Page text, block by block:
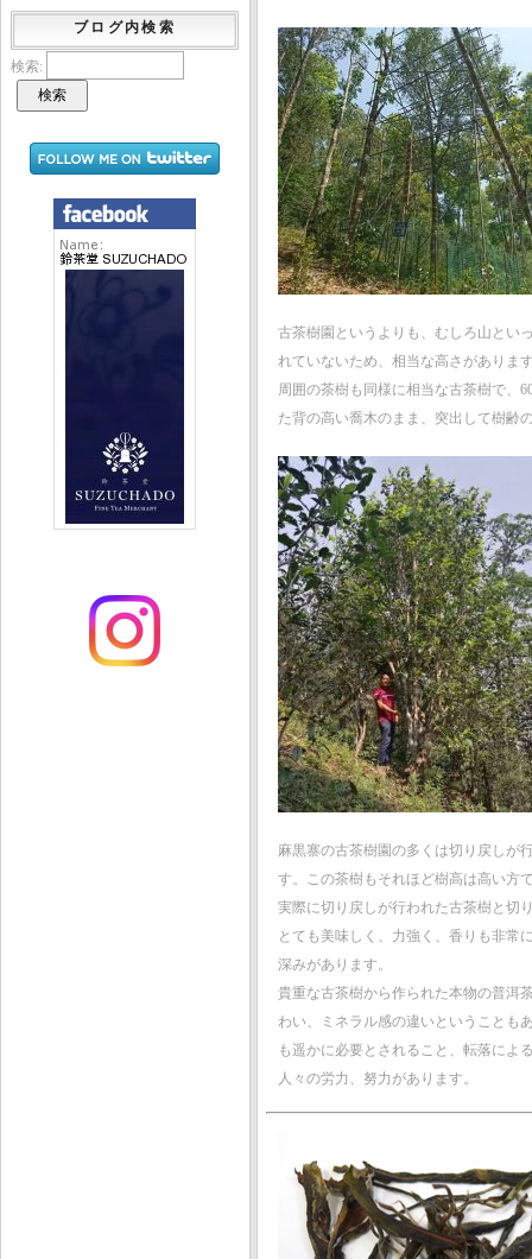
古茶樹園というよりも、むしろ山とい
れていないため、相当な高さがありま
周囲の茶樹も同様に相当な古茶樹で、
た背の高い喬木のまま、突出して樹齢
麻黒寨の古茶樹園の多くは切り戻しが
す。この茶樹もそれほど樹高は高い方
実際に切り戻しが行われた古茶樹と切
とても美味しく、力強く、香りも非常
深みがあります。
貴重な古茶樹から作られた本物の普洱
わい、ミネラル感の違いということも
も遥かに必要とされること、転落によ
人々の労力、努力があります。
ブログ内検索
検索: